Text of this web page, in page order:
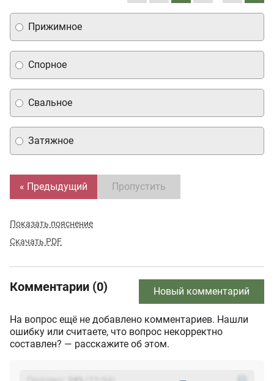
Свальное
Спорное
Прижимное
Затяжное
« Предыдущий Пропустить
Показать пояснение
Скачать PDF
Комментарии (0) Новый комментарий
На вопрос ещё не добавлено комментариев. Нашли
ошибку или считаете, что вопрос некорректно
составлен? — расскажите об этом.